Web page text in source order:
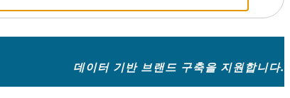
데이터 기반 브랜드 구축을 지원합니다.